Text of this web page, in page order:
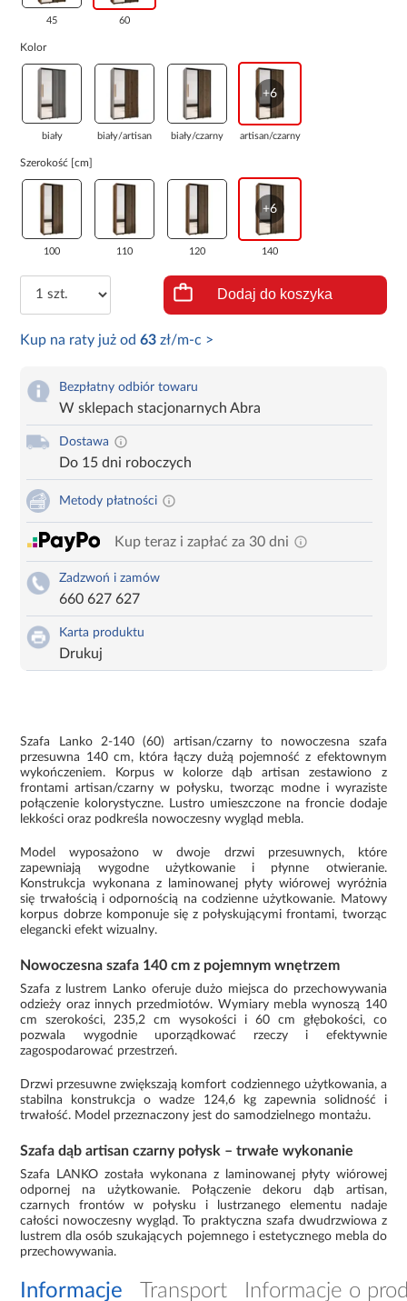
45 60
Kolor
biały biały/artisan biały/czarny
+6
artisan/czarny
Szerokość [cm]
100 110 120
+6
140
Dodaj do koszyka
Kup na raty już od63 zł/m-c >
Bezpłatny odbiór towaru
W sklepach stacjonarnych Abra
Dostawa
Do 15 dni roboczych
Metody płatności
Kup teraz i zapłać za 30 dni
Zadzwoń i zamów
660 627 627
Karta produktu
Drukuj
Szafa Lanko 2-140 (60) artisan/czarny to nowoczesna szafa
przesuwna 140 cm, która łączy dużą pojemność z efektownym
wykończeniem. Korpus w kolorze dąb artisan zestawiono z
frontami artisan/czarny w połysku, tworząc modne i wyraziste
połączenie kolorystyczne. Lustro umieszczone na froncie dodaje
lekkości oraz podkreśla nowoczesny wygląd mebla.
Model wyposażono w dwoje drzwi przesuwnych, które
zapewniają wygodne użytkowanie i płynne otwieranie.
Konstrukcja wykonana z laminowanej płyty wiórowej wyróżnia
się trwałością i odpornością na codzienne użytkowanie. Matowy
korpus dobrze komponuje się z połyskującymi frontami, tworząc
elegancki efekt wizualny.
Nowoczesna szafa 140 cm z pojemnym wnętrzem
Szafa z lustrem Lanko oferuje dużo miejsca do przechowywania
odzieży oraz innych przedmiotów. Wymiary mebla wynoszą 140
cm szerokości, 235,2 cm wysokości i 60 cm głębokości, co
pozwala wygodnie uporządkować rzeczy i efektywnie
zagospodarować przestrzeń.
Drzwi przesuwne zwiększają komfort codziennego użytkowania, a
stabilna konstrukcja o wadze 124,6 kg zapewnia solidność i
trwałość. Model przeznaczony jest do samodzielnego montażu.
Szafa dąb artisan czarny połysk – trwałe wykonanie
Szafa LANKO została wykonana z laminowanej płyty wiórowej
odpornej na użytkowanie. Połączenie dekoru dąb artisan,
czarnych frontów w połysku i lustrzanego elementu nadaje
całości nowoczesny wygląd. To praktyczna szafa dwudrzwiowa z
lustrem dla osób szukających pojemnego i estetycznego mebla do
przechowywania.
Informacje Transport Informacje o